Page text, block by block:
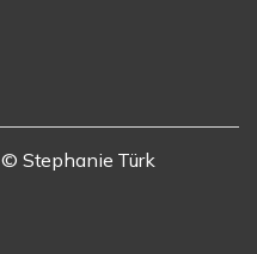
© Stephanie Türk